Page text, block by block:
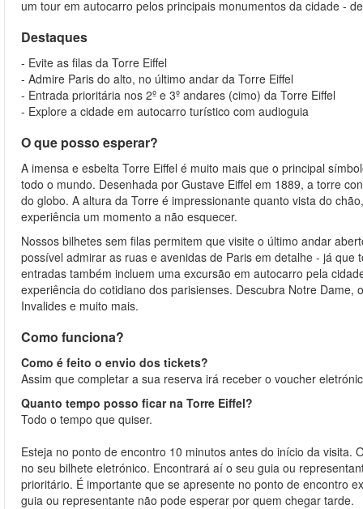
um tour em autocarro pelos principais monumentos da cidade -
Destaques
- Evite as filas da Torre Eiffel
- Admire Paris do alto, no último andar da Torre Eiffel
- Entrada prioritária nos 2º e 3º andares (cimo) da Torre Eiffel
- Explore a cidade em autocarro turístico com audioguia
O que posso esperar?
A imensa e esbelta Torre Eiffel é muito mais que o principal
todo o mundo. Desenhada por Gustave Eiffel em 1889, a torre
do globo. A altura da Torre é impressionante quanto vista do
experiência um momento a não esquecer.
Nossos bilhetes sem filas permitem que visite o último andar
possível admirar as ruas e avenidas de Paris em detalhe - já
entradas também incluem uma excursão em autocarro pela
experiência do cotidiano dos parisienses. Descubra Notre
Invalides e muito mais.
Como funciona?
Como é feito o envio dos tickets?
Assim que completar a sua reserva irá receber o voucher
Quanto tempo posso ficar na Torre Eiffel?
Todo o tempo que quiser.
Esteja no ponto de encontro 10 minutos antes do início da visita.
no seu bilhete eletrónico. Encontrará aí o seu guia ou
prioritário. É importante que se apresente no ponto de encontro
guia ou representante não pode esperar por quem chegar tarde.